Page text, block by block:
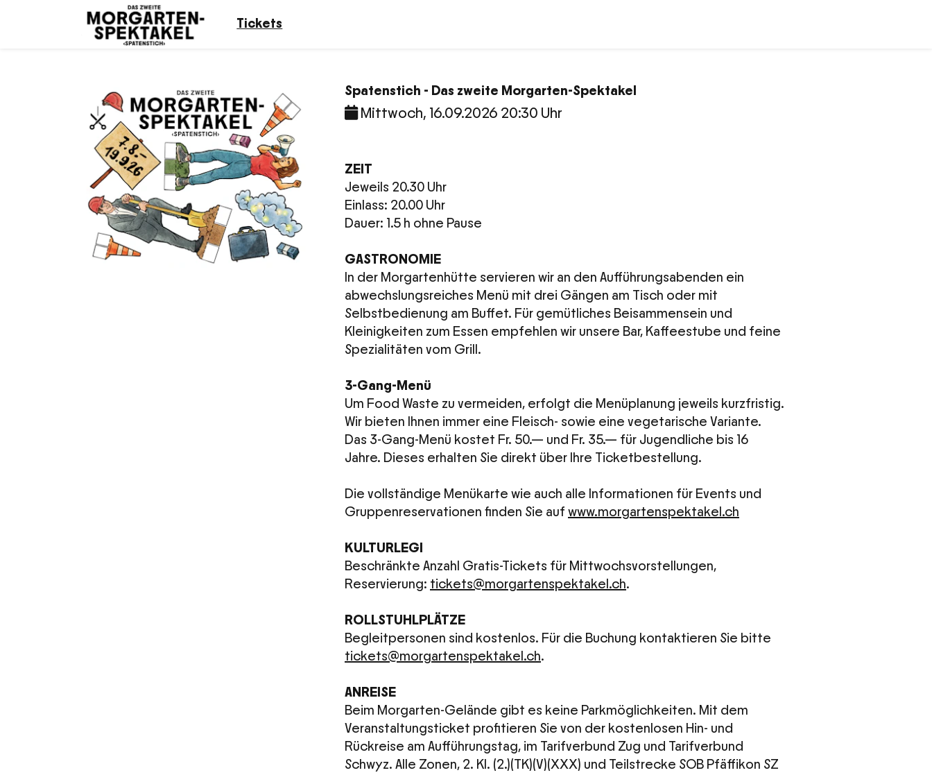
Tickets
Spatenstich - Das zweite Morgarten-Spektakel
Mittwoch, 16.09.2026 20:30 Uhr
ZEIT
Jeweils 20.30 Uhr
Einlass: 20.00 Uhr
Dauer: 1.5 h ohne Pause
GASTRONOMIE
In der Morgartenhütte servieren wir an den Aufführungsabenden ein
abwechslungsreiches Menü mit drei Gängen am Tisch oder mit
Selbstbedienung am Buffet. Für gemütliches Beisammensein und
Kleinigkeiten zum Essen empfehlen wir unsere Bar, Kaffeestube und feine
Spezialitäten vom Grill.
3-Gang-Menü
Um Food Waste zu vermeiden, erfolgt die Menüplanung jeweils kurzfristig.
Wir bieten Ihnen immer eine Fleisch- sowie eine vegetarische Variante.
Das 3-Gang-Menü kostet Fr. 50.— und Fr. 35.— für Jugendliche bis 16
Jahre. Dieses erhalten Sie direkt über Ihre Ticketbestellung.
Die vollständige Menükarte wie auch alle Informationen für Events und
Gruppenreservationen finden Sie auf www.morgartenspektakel.ch
KULTURLEGI
Beschränkte Anzahl Gratis-Tickets für Mittwochsvorstellungen,
Reservierung: tickets@morgartenspektakel.ch.
ROLLSTUHLPLÄTZE
Begleitpersonen sind kostenlos. Für die Buchung kontaktieren Sie bitte
tickets@morgartenspektakel.ch.
ANREISE
Beim Morgarten-Gelände gibt es keine Parkmöglichkeiten. Mit dem
Veranstaltungsticket profitieren Sie von der kostenlosen Hin- und
Rückreise am Aufführungstag, im Tarifverbund Zug und Tarifverbund
Schwyz. Alle Zonen, 2. Kl. (2.)(TK)(V)(XXX) und Teilstrecke SOB Pfäffikon SZ